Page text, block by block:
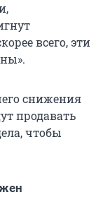
всего, эти
снижения
продавать
чтобы